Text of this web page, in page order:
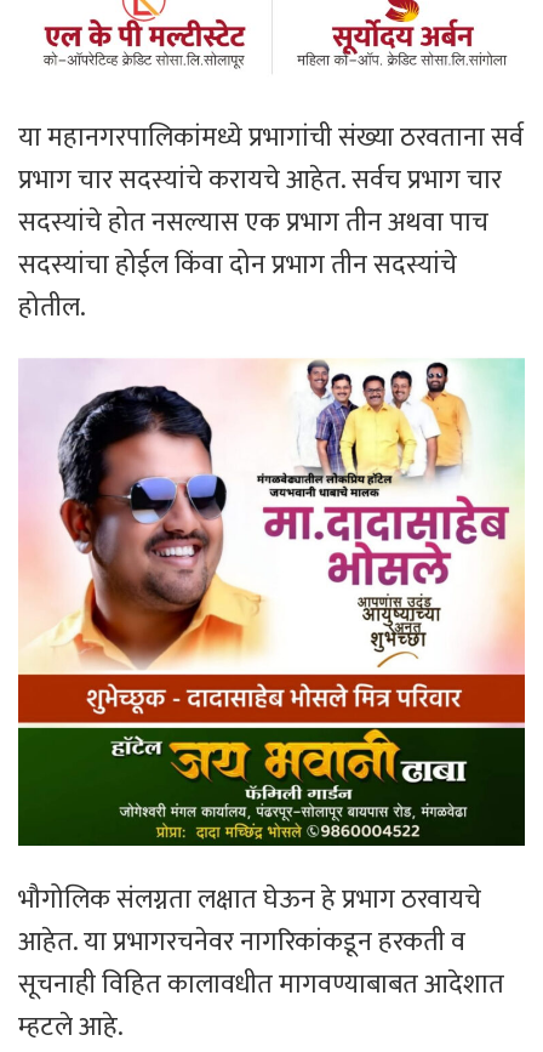
या महानगरपालिकांमध्ये प्रभागांची संख्या ठरवताना सर्व
प्रभाग चार सदस्यांचे करायचे आहेत. सर्वच प्रभाग चार
सदस्यांचे होत नसल्यास एक प्रभाग तीन अथवा पाच
सदस्यांचा होईल किंवा दोन प्रभाग तीन सदस्यांचे
होतील.
भौगोलिक संलग्नता लक्षात घेऊन हे प्रभाग ठरवायचे
आहेत. या प्रभागरचनेवर नागरिकांकडून हरकती व
सूचनाही विहित कालावधीत मागवण्याबाबत आदेशात
म्हटले आहे.